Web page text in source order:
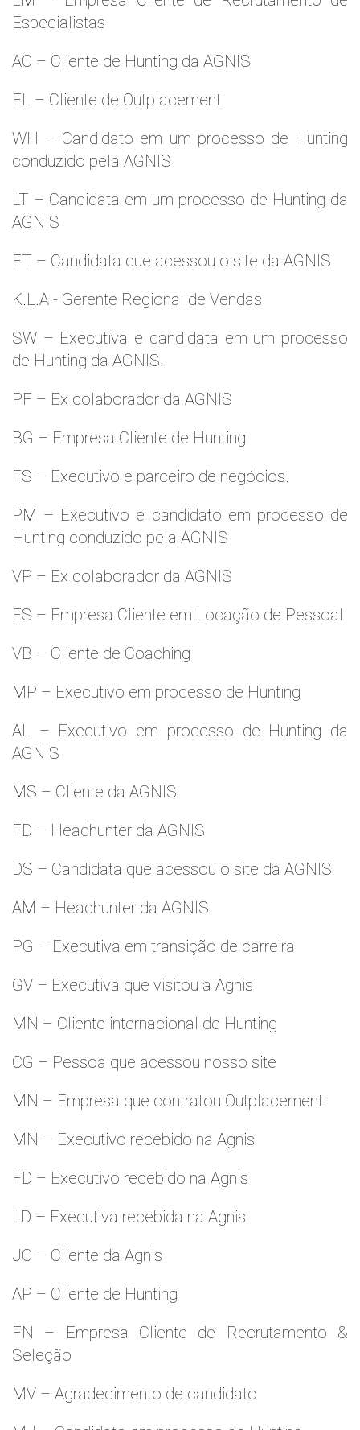
Especialistas
AC – Cliente de Hunting da AGNIS
FL – Cliente de Outplacement
WH – Candidato em um processo de Hunting
conduzido pela AGNIS
LT – Candidata em um processo de Hunting da
AGNIS
FT – Candidata que acessou o site da AGNIS
K.L.A - Gerente Regional de Vendas
SW – Executiva e candidata em um processo
de Hunting da AGNIS.
PF – Ex colaborador da AGNIS
BG – Empresa Cliente de Hunting
FS – Executivo e parceiro de negócios.
PM – Executivo e candidato em processo de
Hunting conduzido pela AGNIS
VP – Ex colaborador da AGNIS
ES – Empresa Cliente em Locação de Pessoal
VB – Cliente de Coaching
MP – Executivo em processo de Hunting
AL – Executivo em processo de Hunting da
AGNIS
MS – Cliente da AGNIS
FD – Headhunter da AGNIS
DS – Candidata que acessou o site da AGNIS
AM – Headhunter da AGNIS
PG – Executiva em transição de carreira
GV – Executiva que visitou a Agnis
MN – Cliente internacional de Hunting
CG – Pessoa que acessou nosso site
MN – Empresa que contratou Outplacement
MN – Executivo recebido na Agnis
FD – Executivo recebido na Agnis
LD – Executiva recebida na Agnis
JO – Cliente da Agnis
AP – Cliente de Hunting
FN – Empresa Cliente de Recrutamento &
Seleção
MV – Agradecimento de candidato